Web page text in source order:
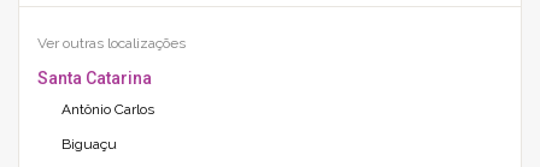
Ver outras localizações
Santa Catarina
Antônio Carlos
Biguaçu